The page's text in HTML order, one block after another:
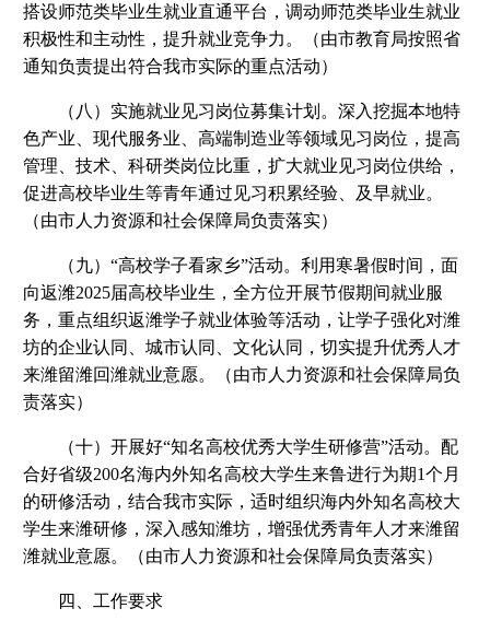
搭设师范类毕业生就业直通平台，调动师范类毕业生就业
积极性和主动性，提升就业竞争力。（由市教育局按照省
通知负责提出符合我市实际的重点活动）
（八）实施就业见习岗位募集计划。深入挖掘本地特
色产业、现代服务业、高端制造业等领域见习岗位，提高
管理、技术、科研类岗位比重，扩大就业见习岗位供给，
促进高校毕业生等青年通过见习积累经验、及早就业。
（由市人力资源和社会保障局负责落实）
（九）“高校学子看家乡”活动。利用寒暑假时间，面
向返潍2025届高校毕业生，全方位开展节假期间就业服
务，重点组织返潍学子就业体验等活动，让学子强化对潍
坊的企业认同、城市认同、文化认同，切实提升优秀人才
来潍留潍回潍就业意愿。（由市人力资源和社会保障局负
责落实）
（十）开展好“知名高校优秀大学生研修营”活动。配
合好省级200名海内外知名高校大学生来鲁进行为期1个月
的研修活动，结合我市实际，适时组织海内外知名高校大
学生来潍研修，深入感知潍坊，增强优秀青年人才来潍留
潍就业意愿。（由市人力资源和社会保障局负责落实）
四、工作要求